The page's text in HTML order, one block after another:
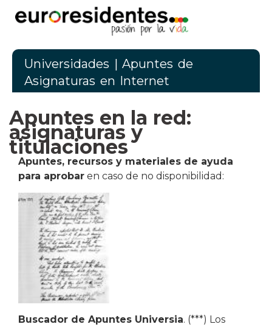
Universidades | Apuntes de
Asignaturas en Internet
Apuntes en la red:
asignaturas y
titulaciones
Apuntes, recursos y materiales de ayuda
para aprobar en caso de no disponibilidad:
Buscador de Apuntes Universia. (***) Los